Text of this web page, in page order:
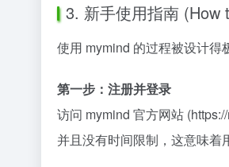
3. 新手使用指南 (How
使用 mymind 的过程被设计得
第一步：注册并登录
访问 mymind 官方网站 (
并且没有时间限制，这意味着